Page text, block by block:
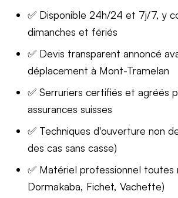
✅ Disponible 24h/24 et 7j/7, y
dimanches et fériés
✅ Devis transparent annoncé
déplacement à Mont-Tramelan
✅ Serruriers certifiés et agréés
assurances suisses
✅ Techniques d'ouverture non
des cas sans casse)
✅ Matériel professionnel toutes
Dormakaba, Fichet, Vachette)